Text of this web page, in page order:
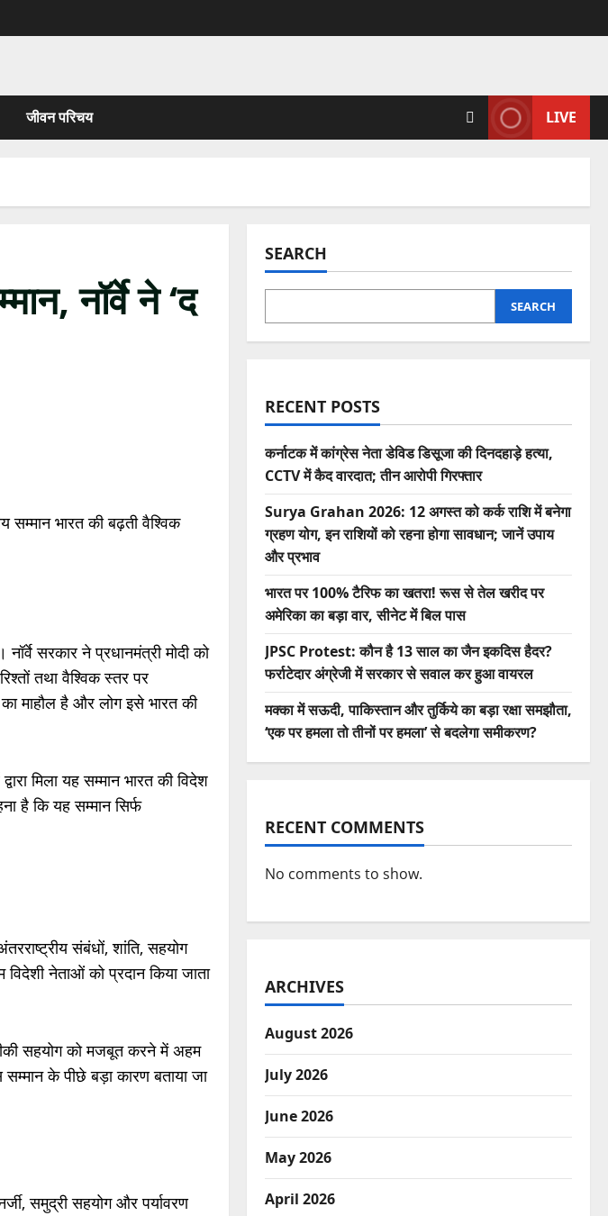
जीवन परिचय LIVE
नॉर्वे ने ‘द
सम्मान भारत की बढ़ती वैश्विक
सरकार ने प्रधानमंत्री मोदी को
तथा वैश्विक स्तर पर
माहौल है और लोग इसे भारत की
मिला यह सम्मान भारत की विदेश
है कि यह सम्मान सिर्फ
संबंधों, शांति, सहयोग
नेताओं को प्रदान किया जाता
सहयोग को मजबूत करने में अहम
के पीछे बड़ा कारण बताया जा
समुद्री सहयोग और पर्यावरण
SEARCH
SEARCH
RECENT POSTS
कर्नाटक में कांग्रेस नेता डेविड डिसूजा की दिनदहाड़े हत्या,
CCTV में कैद वारदात; तीन आरोपी गिरफ्तार
Surya Grahan 2026: 12 अगस्त को कर्क राशि में बनेगा
ग्रहण योग, इन राशियों को रहना होगा सावधान; जानें उपाय
और प्रभाव
भारत पर 100% टैरिफ का खतरा! रूस से तेल खरीद पर
अमेरिका का बड़ा वार, सीनेट में बिल पास
JPSC Protest: कौन है 13 साल का जैन इकदिस हैदर?
फर्राटेदार अंग्रेजी में सरकार से सवाल कर हुआ वायरल
मक्का में सऊदी, पाकिस्तान और तुर्किये का बड़ा रक्षा समझौता,
‘एक पर हमला तो तीनों पर हमला’ से बदलेगा समीकरण?
RECENT COMMENTS
No comments to show.
ARCHIVES
August 2026
July 2026
June 2026
May 2026
April 2026